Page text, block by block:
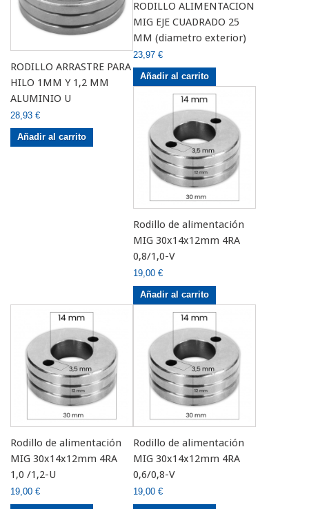
RODILLO ARRASTRE PARA
HILO 1MM Y 1,2 MM
ALUMINIO U
28,93 €
Añadir al carrito
RODILLO ALIMENTACION
MIG EJE CUADRADO 25
MM (diametro exterior)
23,97 €
Añadir al carrito
Rodillo de alimentación
MIG 30x14x12mm 4RA
0,8/1,0-V
19,00 €
Añadir al carrito
Rodillo de alimentación
MIG 30x14x12mm 4RA
1,0 /1,2-U
19,00 €
Rodillo de alimentación
MIG 30x14x12mm 4RA
0,6/0,8-V
19,00 €